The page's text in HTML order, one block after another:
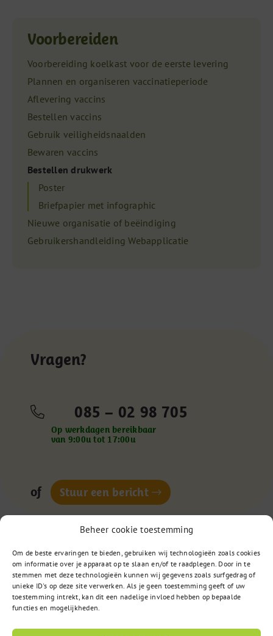
Beheer cookie toestemming
Om de beste ervaringen te bieden, gebruiken wij technologieën zoals cookies
om informatie over je apparaat op te slaan en/of te raadplegen. Door in te
stemmen met deze technologieën kunnen wij gegevens zoals surfgedrag of
unieke ID's op deze site verwerken. Als je geen toestemming geeft of uw
toestemming intrekt, kan dit een nadelige invloed hebben op bepaalde
functies en mogelijkheden.
Voorbereiden
Voorbereiding koelkast voor de eerste levering
Plannen en organiseren vaccinatieperiode
Aflevering vaccins
Bestellen vaccins
Gebruik veiligheidsnaalden
Bewaren vaccins
Bestellen drukwerk
Poster
Briefpapier met infographic
Nieuwe organisatie of beëindiging
Gebruikershandleiding Webapplicatie
Vragen?
085 – 02 98 705
Op werkdagen bereikbaar
van 9:00u tot 17:00u
of Stuur een bericht